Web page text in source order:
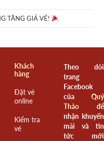
TĂNG GIÁ VÉ!
Khách
hàng
Đặt vé
online
Kiểm tra
vé
Theo dõi
trang
Facebook
của Quý
Thảođể
nhận khuyến
mãi và tin
tức mới